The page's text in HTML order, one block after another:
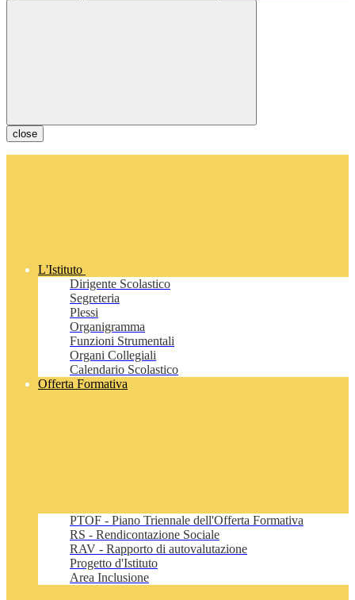
close
L'Istituto
Dirigente Scolastico
Segreteria
Plessi
Organigramma
Funzioni Strumentali
Organi Collegiali
Calendario Scolastico
Offerta Formativa
PTOF - Piano Triennale dell'Offerta Formativa
RS - Rendicontazione Sociale
RAV - Rapporto di autovalutazione
Progetto d'Istituto
Area Inclusione